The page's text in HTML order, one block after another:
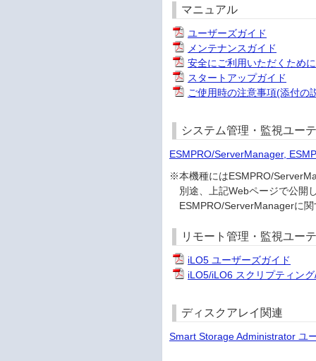
マニュアル
ユーザーズガイド
メンテナンスガイド
安全にご利用いただくために
スタートアップガイド
ご使用時の注意事項(添付の
システム管理・監視ユー
ESMPRO/ServerManager,
※本機種にはESMPRO/
別途、上記Webページで公開
ESMPRO/ServerManagerに関
リモート管理・監視ユー
iLO5 ユーザーズガイド
iLO5/iLO6 スクリプティン
ディスクアレイ関連
Smart Storage Administrator ユ